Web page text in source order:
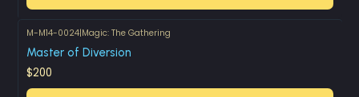
M-M14-0024|Magic: The Gathering
Master of Diversion
$200